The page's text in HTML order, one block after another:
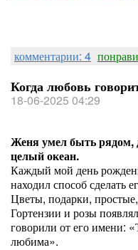
комментарии: 4
Когда любовь
18-06-2025 04:29
Женя умел быть рядом,
целый океан.
Каждый мой день
находил способ сделать
Цветы, подарки,
Гортензии и розы
говорили от его имени:
любима».